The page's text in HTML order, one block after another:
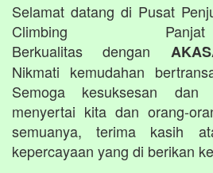
Selamat datang di Pusat
Climbing
Berkualitas dengan
Nikmati kemudahan
Semoga kesuksesan dan
menyertai kita dan orang-
semuanya, terima kasih
kepercayaan yang di berikan